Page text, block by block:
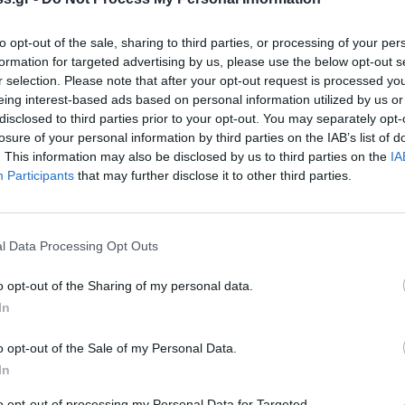
opt-out of the sale, sharing to third parties, or processing of your
for targeted advertising by us, please use the below opt-out
selection. Please note that after your opt-out request is processed
interest-based ads based on personal information utilized by us
to third parties prior to your opt-out. You may separately
of your personal information by third parties on the IAB’s list of
This information may also be disclosed by us to third parties on the
Participants that may further disclose it to other third parties.
Data Processing Opt Outs
opt-out of the Sharing of my personal data.
opt-out of the Sale of my Personal Data.
και οπτικές ίνες. Πειραματιζόμαστε
του φωτός στις τηλεπικοινωνίες.
Μαθαίνουμε τους διαφορετικούς
διαφορές τους. Υπήρξε το αστέρι των
και γνωρίζουμε τους αστερισμούς.
τα μέρη της φωτογραφικής μηχανής με τα
τη λειτουργία του κάθε τμήματος και
Βλέπουμε ή νομίζουμε; Παιχνίδια